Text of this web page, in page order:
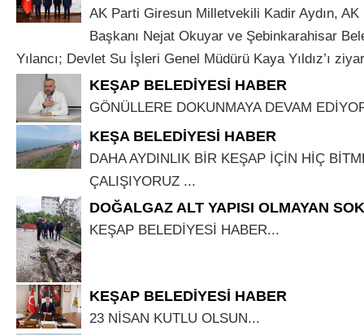
AK Parti Giresun Milletvekili Kadir Aydın,
Başkanı Nejat Okuyar ve Şebinkarahisar
Yılancı; Devlet Su İşleri Genel Müdürü Kaya Yıldız’ı
KEŞAP BELEDİYESİ HABER
GÖNÜLLERE DOKUNMAYA DEVAM
KEŞA BELEDİYESİ HABER
DAHA AYDINLIK BİR KEŞAP İÇİN HİÇ
ÇALIŞIYORUZ ...
DOĞALGAZ ALT YAPISI OLMAYAN
KEŞAP BELEDİYESİ HABER...
KEŞAP BELEDİYESİ HABER
23 NİSAN KUTLU OLSUN...